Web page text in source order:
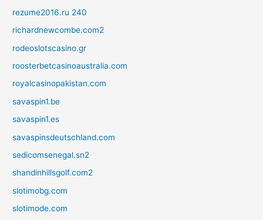
rezume2016.ru 240
richardnewcombe.com2
rodeoslotscasino.gr
roosterbetcasinoaustralia.com
royalcasinopakistan.com
savaspin1.be
savaspin1.es
savaspinsdeutschland.com
sedicomsenegal.sn2
shandinhillsgolf.com2
slotimobg.com
slotimode.com